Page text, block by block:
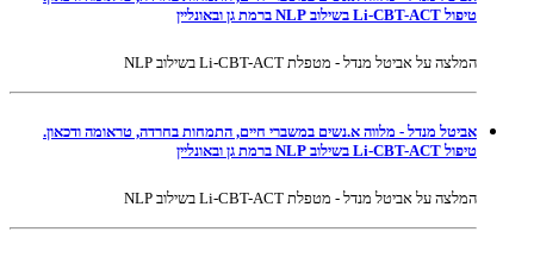
טיפול Li-CBT-ACT בשילוב NLP ברמת גן ובאונליין
המלצה על אביטל מנדל - מטפלת Li-CBT-ACT בשילוב NLP
אביטל מנדל - מלווה א.נשים במשברי חיים, התמחות בחרדה, טראומה ודכאון.
טיפול Li-CBT-ACT בשילוב NLP ברמת גן ובאונליין
המלצה על אביטל מנדל - מטפלת Li-CBT-ACT בשילוב NLP